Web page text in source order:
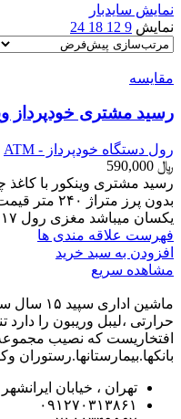
نمایش سایدبار
نمایش 9
12
18
24
مقایسه
رسید مشتری خودپرداز
رول دستگاه خودپرداز - ATM
﷼
بدون پرز
یکسان میباشد مغزی رول ۱۷ حرارتی رو
فهرست علاقه مندی ها
افزودن به سبد خرید
مشاهده سریع
ماشین
حرارتی ،لیبل وریبون را دارد
افتخاریست که نصیب
بانکها.بیمارستانها.رستوران
تهران ، خیابان
۰۹۱۲۷۰۳۱۳۸۶۱